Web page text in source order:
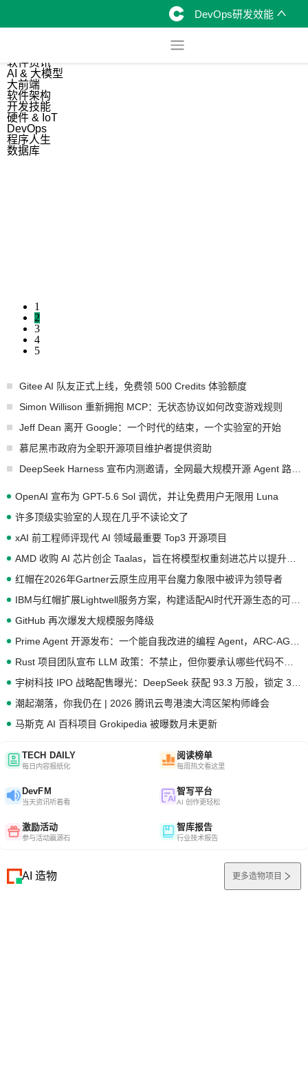
DevOps研发效能
软件资讯
AI & 大模型
大前端
软件架构
开发技能
硬件 & IoT
DevOps
程序人生
数据库
1
2
3
4
5
Gitee AI 队友正式上线，免费领 500 Credits 体验额度
Simon Willison 重新拥抱 MCP：无状态协议如何改变游戏规则
Jeff Dean 离开 Google：一个时代的结束，一个实验室的开始
慕尼黑市政府为全职开源项目维护者提供资助
OpenAI 宣布为 GPT-5.6 Sol 调优，并让免费用户无限用 Luna
许多顶级实验室的人现在几乎不读论文了
xAI 前工程师评现代 AI 领域最重要 Top3 开源项目
红帽在2026年Gartner云原生应用平台魔力象限中被评为领导者
GitHub 再次爆发大规模服务降级
潮起潮落，你我仍在 | 2026 腾讯云粤港澳大湾区架构师峰会
马斯克 AI 百科项目 Grokipedia 被曝数月未更新
TECH DAILY
每日内容报纸化
阅读榜单
每周热文看这里
DevFM
当天资讯听着看
智写平台
AI 创作更轻松
激励活动
参与活动赢源石
智库报告
行业技术报告
AI 造物 更多造物项目